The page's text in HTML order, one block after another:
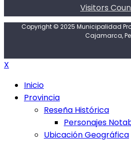
Visitors
Copyright © 2025 Municipalidad
Cajamarca,
X
Inicio
Provincia
Reseña Histórica
Personajes
Ubicación Geográfica